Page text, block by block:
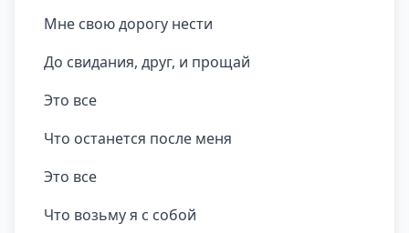
Мне свою дорогу нести
До свидания, друг, и прощай
Это все
Что останется после меня
Это все
Что возьму я с собой